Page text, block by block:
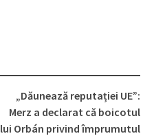
„Dăunează reputației UE”:
Merz a declarat că boicotul
lui Orbán privind împrumutul